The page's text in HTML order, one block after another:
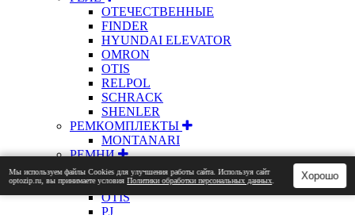
ОТЕЧЕСТВЕННЫЕ
FINDER
HYUNDAI ELEVATOR
OMRON
OTIS
RELPOL
SCHRACK
SHENLER
РЕМКОМПЛЕКТЫ
MONTANARI
РЕМНИ
FERMATOR
HTD
OTIS
PJ
Мы используем файлы Сookies для улучшения работы сайта. Используя сайт
optozip.ru, вы принимаете условияПолитики обработки персональных данных Хорошо